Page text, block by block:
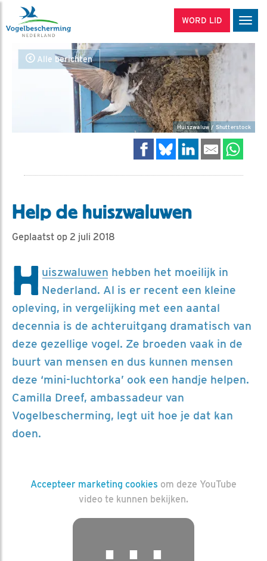
WORD LID
Alle berichten
Huiszwaluw / Shutterstock
Help de huiszwaluwen
Geplaatst op 2 juli 2018
H uiszwaluwen hebben het moeilijk in
Nederland. Al is er recent een kleine
opleving, in vergelijking met een aantal
decennia is de achteruitgang dramatisch van
deze gezellige vogel. Ze broeden vaak in de
buurt van mensen en dus kunnen mensen
deze ‘mini-luchtorka’ ook een handje helpen.
Camilla Dreef, ambassadeur van
Vogelbescherming, legt uit hoe je dat kan
doen.
Accepteer marketing cookies om deze YouTube
video te kunnen bekijken.